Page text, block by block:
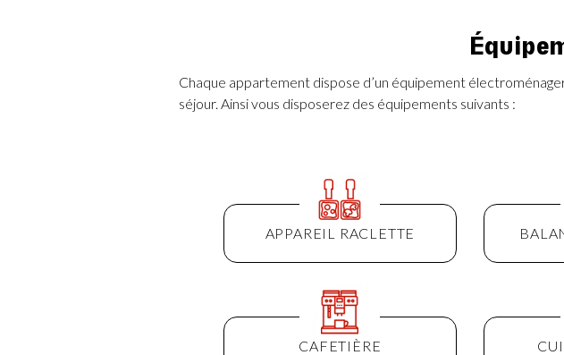
Chaque appartement dispose d’un équipement
séjour. Ainsi vous disposerez des équipements suivants :
APPAREIL RACLETTE
CAFETIÈRE